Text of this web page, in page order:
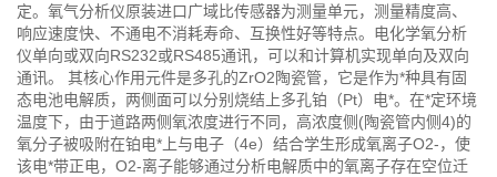
定。 氧气分析仪原装进口广域比传感器为测量单元，测量精度高、
响应速度快、不通电不消耗寿命、互换性好等特点。 电化学氧分析
仪单向或双向RS232或RS485通讯，可以和计算机实现单向及双向
通讯。 其核心作用元件是多孔的ZrO2陶瓷管，它是作为*种具有固
态电池电解质，两侧面可以分别烧结上多孔铂（Pt）电*。在*定环境
温度下，由于道路两侧氧浓度进行不同，高浓度侧(陶瓷管内侧4)的
氧分子被吸附在铂电*上与电子（4e）结合学生形成氧离子O2-，使
该电*带正电，O2-离子能够通过分析电解质中的氧离子存在空位迁